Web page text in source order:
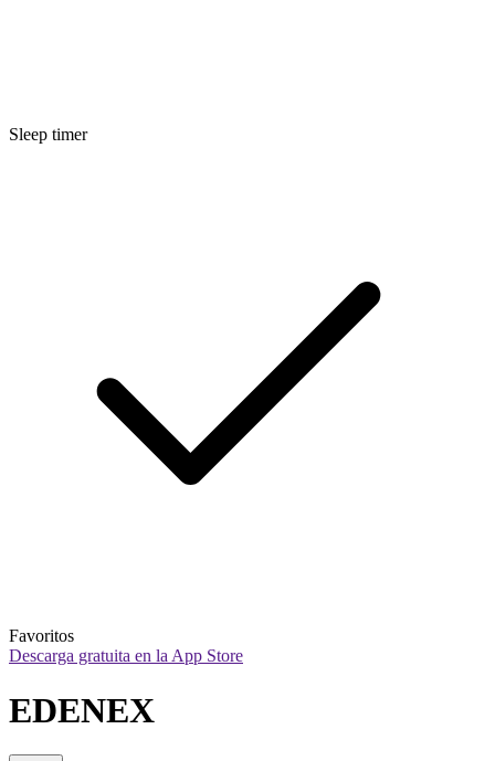
Sleep timer
Favoritos
Descarga gratuita en la App Store
EDENEX